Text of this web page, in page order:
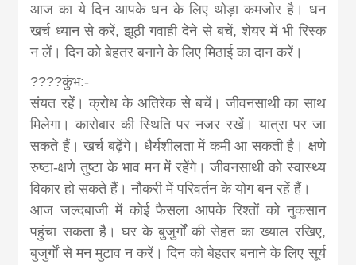
आज का ये दिन आपके धन के लिए थोड़ा कमजोर है। धन
खर्च ध्यान से करें, झूठी गवाही देने से बचें, शेयर में भी रिस्क
न लें। दिन को बेहतर बनाने के लिए मिठाई का दान करें।
????कुंभ:-
संयत रहें। क्रोध के अतिरेक से बचें। जीवनसाथी का साथ
मिलेगा। कारोबार की स्थिति पर नजर रखें। यात्रा पर जा
सकते हैं। खर्च बढ़ेंगे। धैर्यशीलता में कमी आ सकती है। क्षणे
रुष्टा-क्षणे तुष्टा के भाव मन में रहेंगे। जीवनसाथी को स्वास्थ्‍य
विकार हो सकते हैं। नौकरी में परिवर्तन के योग बन रहें हैं।
आज जल्दबाजी में कोई फैसला आपके रिश्तों को नुकसान
पहुंचा सकता है। घर के बुजुर्गों की सेहत का ख्याल रखिए,
बुजुर्गों से मन मुटाव न करें। दिन को बेहतर बनाने के लिए सूर्य